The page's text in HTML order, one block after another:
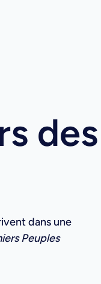
des
dans une
Peuples